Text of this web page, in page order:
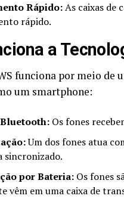
Rápido:As caixas de
rápido.
a
funciona por meio de
um smartphone:
Os fones
Um dos fones atua
sincronizado.
por Bateria: Os fones
vêm em uma caixa de